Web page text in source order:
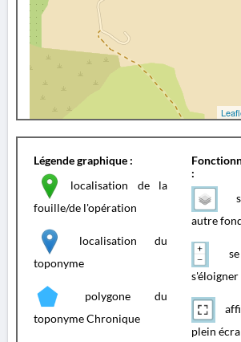
Légende graphique :
localisation de la
fouille/de l'opération
localisation du
toponyme
polygone du
toponyme Chronique
:
autre
s'éloigner
plein